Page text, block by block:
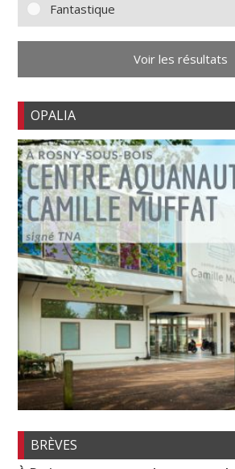
Fantastique
Voir les résultats
OPALIA
BRÈVES